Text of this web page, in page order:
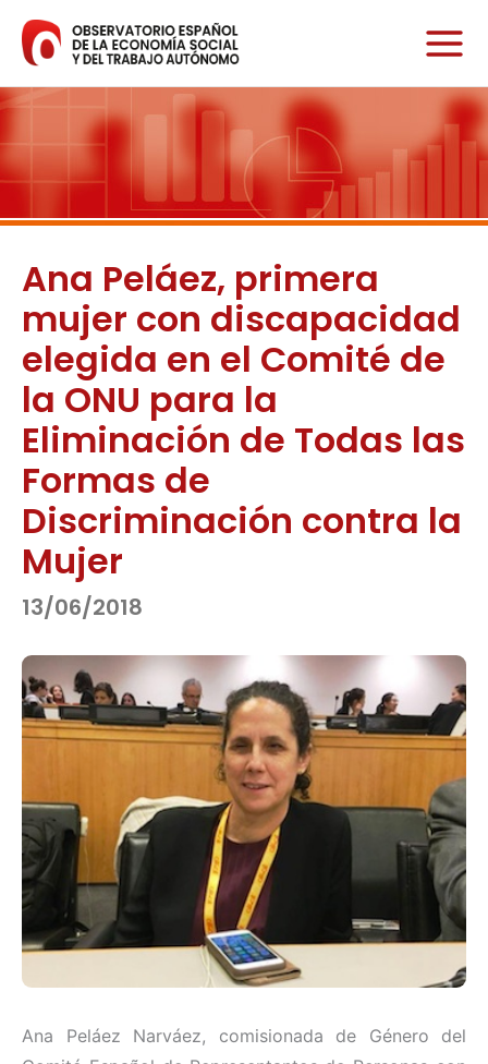
contenido
Ana Peláez, primera
mujer con discapacidad
elegida en el Comité de
la ONU para la
Eliminación de Todas las
Formas de
Discriminación contra la
Mujer
13/06/2018
Ana Peláez Narváez, comisionada de Género del